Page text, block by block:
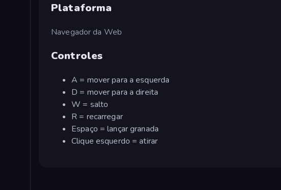
Plataforma
Navegador da Web
Controles
A = mover para a esquerda
D = mover para a direita
W = salto
R = recarregar
Espaço = lançar granada
Clique esquerdo = atirar